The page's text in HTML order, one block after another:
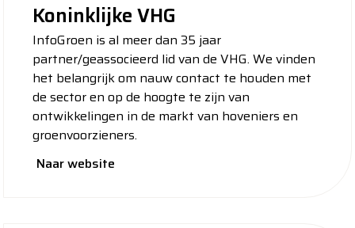
Koninklijke VHG
InfoGroen is al meer dan 35 jaar
partner/geassocieerd lid van de VHG. We vinden
het belangrijk om nauw contact te houden met
de sector en op de hoogte te zijn van
ontwikkelingen in de markt van hoveniers en
groenvoorzieners.
Naar website